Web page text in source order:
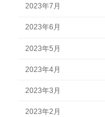
2023年7月
2023年6月
2023年5月
2023年4月
2023年3月
2023年2月